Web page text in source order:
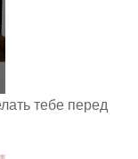
тебе перед